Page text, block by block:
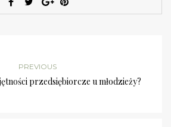
PREVIOUS
przedsiębiorcze u młodzieży?